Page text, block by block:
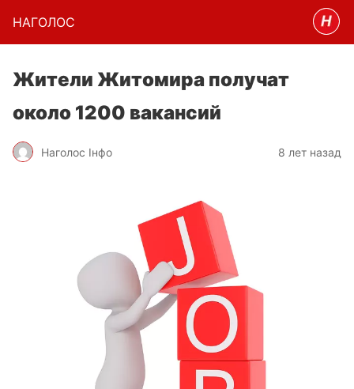
НАГОЛОC
Жители Житомира получат
около 1200 вакансий
Наголос Інфо 8 лет назад